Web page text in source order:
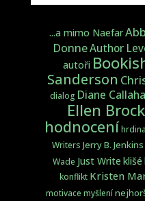
...a mimo Naefar
DonneAuthor
autoři
Sanderson
dialog Diane
Ellen Brock
hodnoceníhrdina
Writers Jerry B. Jenkins
Wade Just Write klišé
konflikt Kristen
motivace myšlení